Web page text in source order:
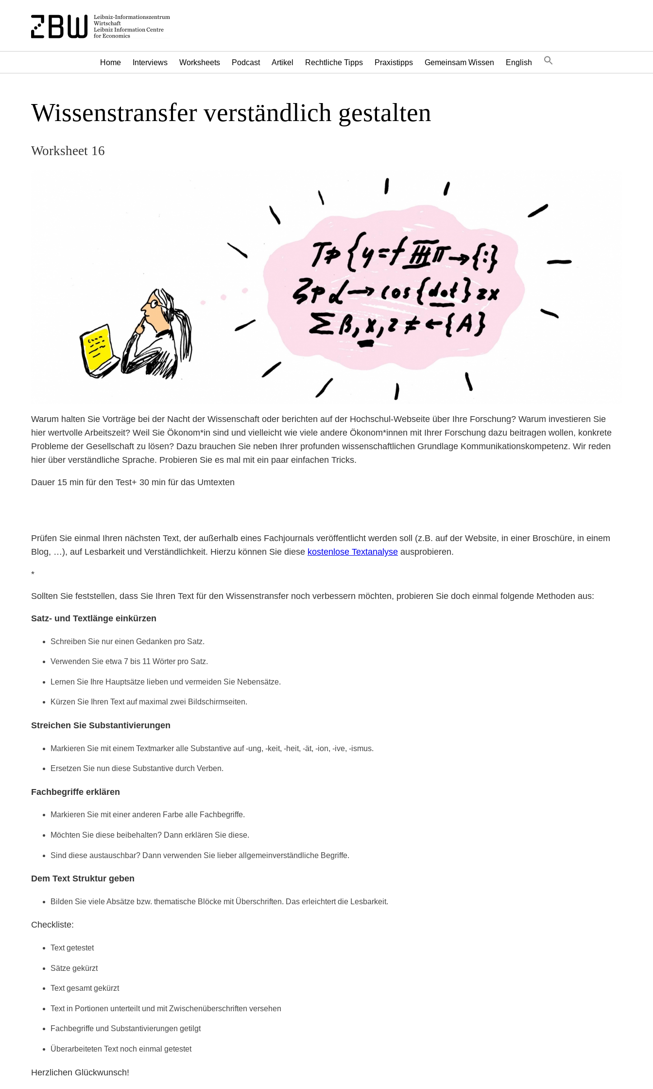
Home Interviews Worksheets Podcast Artikel Rechtliche Tipps Praxistipps Gemeinsam Wissen English
Wissenstransfer verständlich gestalten
Worksheet 16
Warum halten Sie Vorträge bei der Nacht der Wissenschaft oder berichten auf der Hochschul-Webseite über Ihre Forschung? Warum investieren Sie
hier wertvolle Arbeitszeit? Weil Sie Ökonom*in sind und vielleicht wie viele andere Ökonom*innen mit Ihrer Forschung dazu beitragen wollen, konkrete
Probleme der Gesellschaft zu lösen? Dazu brauchen Sie neben Ihrer profunden wissenschaftlichen Grundlage Kommunikationskompetenz. Wir reden
hier über verständliche Sprache. Probieren Sie es mal mit ein paar einfachen Tricks.
Dauer 15 min für den Test+ 30 min für das Umtexten
Prüfen Sie einmal Ihren nächsten Text, der außerhalb eines Fachjournals veröffentlicht werden soll (z.B. auf der Website, in einer Broschüre, in einem
Blog, …), auf Lesbarkeit und Verständlichkeit. Hierzu können Sie diese kostenlose Textanalyse ausprobieren.
*
Sollten Sie feststellen, dass Sie Ihren Text für den Wissenstransfer noch verbessern möchten, probieren Sie doch einmal folgende Methoden aus:
Satz- und Textlänge einkürzen
Schreiben Sie nur einen Gedanken pro Satz.
Verwenden Sie etwa 7 bis 11 Wörter pro Satz.
Lernen Sie Ihre Hauptsätze lieben und vermeiden Sie Nebensätze.
Kürzen Sie Ihren Text auf maximal zwei Bildschirmseiten.
Streichen Sie Substantivierungen
Markieren Sie mit einem Textmarker alle Substantive auf -ung, -keit, -heit, -ät, -ion, -ive, -ismus.
Ersetzen Sie nun diese Substantive durch Verben.
Fachbegriffe erklären
Markieren Sie mit einer anderen Farbe alle Fachbegriffe.
Möchten Sie diese beibehalten? Dann erklären Sie diese.
Sind diese austauschbar? Dann verwenden Sie lieber allgemeinverständliche Begriffe.
Dem Text Struktur geben
Bilden Sie viele Absätze bzw. thematische Blöcke mit Überschriften. Das erleichtert die Lesbarkeit.
Checkliste:
Text getestet
Sätze gekürzt
Text gesamt gekürzt
Text in Portionen unterteilt und mit Zwischenüberschriften versehen
Fachbegriffe und Substantivierungen getilgt
Überarbeiteten Text noch einmal getestet
Herzlichen Glückwunsch!